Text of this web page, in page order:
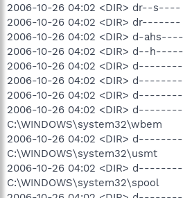
2006-10-26 04:02 <DIR> dr--s----
2006-10-26 04:02 <DIR> dr-------
2006-10-26 04:02 <DIR> d-ahs----
2006-10-26 04:02 <DIR> d--h-----
2006-10-26 04:02 <DIR> d--------
2006-10-26 04:02 <DIR> d--------
2006-10-26 04:02 <DIR> d--------
2006-10-26 04:02 <DIR> d--------
C:\WINDOWS\system32\wbem
2006-10-26 04:02 <DIR> d--------
C:\WINDOWS\system32\usmt
2006-10-26 04:02 <DIR> d--------
C:\WINDOWS\system32\spool